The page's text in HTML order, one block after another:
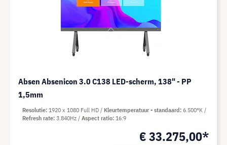
Absen Absenicon 3.0 C138 LED-scherm, 138" - PP
1,5mm
€ 33.275,00*
Resolutie 1920 x 1080 Full HD Kleurtemperatuur - standaard 6.500°K
Refresh rate 3.840Hz Aspect ratio 16:9